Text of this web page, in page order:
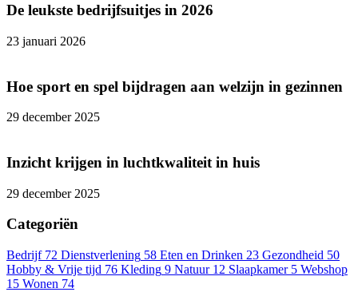
De leukste bedrijfsuitjes in 2026
23 januari 2026
Hoe sport en spel bijdragen aan welzijn in gezinnen
29 december 2025
Inzicht krijgen in luchtkwaliteit in huis
29 december 2025
Categoriën
Bedrijf 72 Dienstverlening 58 Eten en Drinken 23 Gezondheid 50
Hobby & Vrije tijd 76 Kleding 9 Natuur 12 Slaapkamer 5 Webshop
15 Wonen 74